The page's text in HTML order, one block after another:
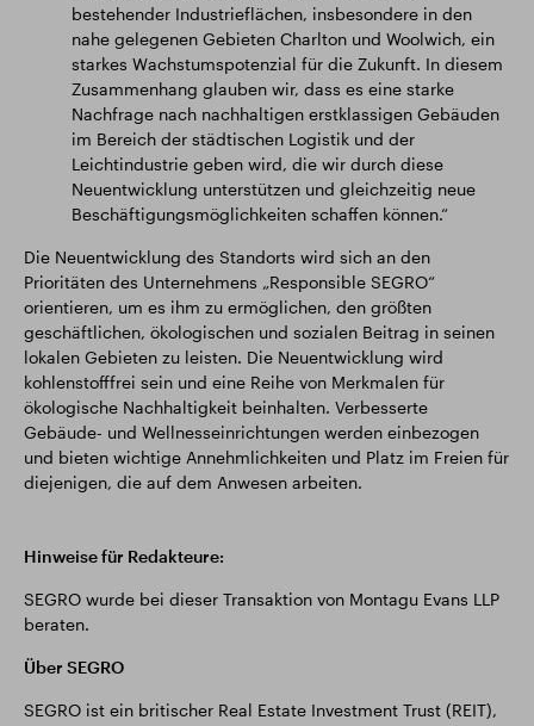
bestehender Industrieflächen, insbesondere in den
nahe gelegenen Gebieten Charlton und Woolwich, ein
starkes Wachstumspotenzial für die Zukunft. In diesem
Zusammenhang glauben wir, dass es eine starke
Nachfrage nach nachhaltigen erstklassigen Gebäuden
im Bereich der städtischen Logistik und der
Leichtindustrie geben wird, die wir durch diese
Neuentwicklung unterstützen und gleichzeitig neue
Beschäftigungsmöglichkeiten schaffen können.“
Die Neuentwicklung des Standorts wird sich an den
Prioritäten des Unternehmens „Responsible SEGRO“
orientieren, um es ihm zu ermöglichen, den größten
geschäftlichen, ökologischen und sozialen Beitrag in seinen
lokalen Gebieten zu leisten. Die Neuentwicklung wird
kohlenstofffrei sein und eine Reihe von Merkmalen für
ökologische Nachhaltigkeit beinhalten. Verbesserte
Gebäude- und Wellnesseinrichtungen werden einbezogen
und bieten wichtige Annehmlichkeiten und Platz im Freien für
diejenigen, die auf dem Anwesen arbeiten.
Hinweise für Redakteure:
SEGRO wurde bei dieser Transaktion von Montagu Evans LLP
beraten.
Über SEGRO
SEGRO ist ein britischer Real Estate Investment Trust (REIT),